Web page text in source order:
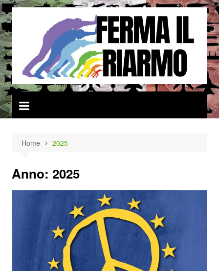
Salta
al
contenuto
Home 2025
Anno: 2025